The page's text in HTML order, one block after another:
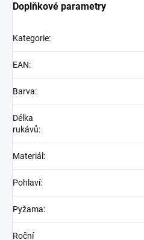
Doplňkové parametry
Kategorie:
EAN:
Barva:
Délka
rukávů:
Materiál :
Pohlaví:
Pyžama:
Roční